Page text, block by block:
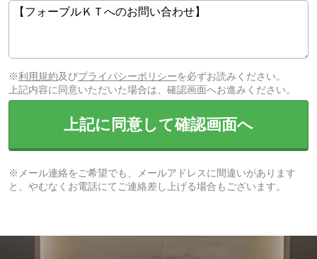
※利用規約及びプライバシーポリシーを必ずお読みください。
上記内容に同意いただいた場合は、確認画面へお進みください。
上記に同意して確認画面へ
※メール連絡をご希望でも、メールアドレスに間違いがあります
と、やむなくお電話にてご連絡差し上げる場合もございます。